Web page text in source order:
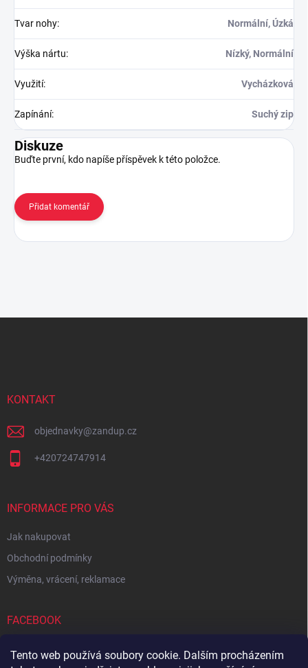
Tento web používá soubory cookie. Dalším procházením
Tvar nohy: Normální, Úzká
Výška nártu: Nízký, Normální
Využití: Vycházková
Zapínání: Suchý zip
Diskuze
Buďte první, kdo napíše příspěvek k této položce.
Přidat komentář
KONTAKT
objednavky@zandup.cz
+420724747914
INFORMACE PRO VÁS
Jak nakupovat
Obchodní podmínky
Výměna, vrácení, reklamace
FACEBOOK